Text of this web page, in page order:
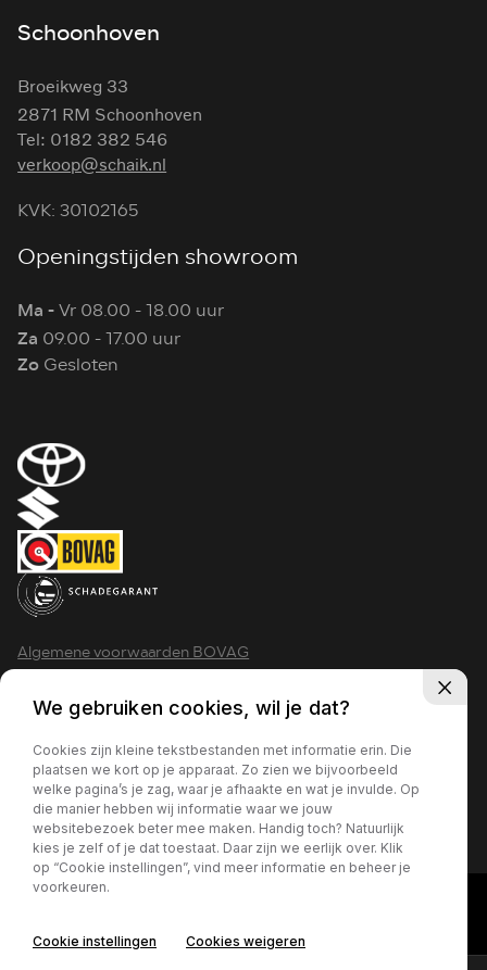
Schoonhoven
Broeikweg 33
2871 RM Schoonhoven
Tel: 0182 382 546
verkoop@schaik.nl
KVK: 30102165
Openingstijden showroom
Ma -Vr 08.00 - 18.00 uur
Za 09.00 - 17.00 uur
Zo Gesloten
Algemene voorwaarden BOVAG
2026 - Krimpen aan den IJssel
We gebruiken cookies, wil je dat?
Cookies zijn kleine tekstbestanden met informatie erin. Die
plaatsen we kort op je apparaat. Zo zien we bijvoorbeeld
welke pagina’s je zag, waar je afhaakte en wat je invulde. Op
die manier hebben wij informatie waar we jouw
websitebezoek beter mee maken. Handig toch? Natuurlijk
kies je zelf of je dat toestaat. Daar zijn we eerlijk over. Klik
op “Cookie instellingen”, vind meer informatie en beheer je
voorkeuren.
Cookie instellingen Cookies weigeren